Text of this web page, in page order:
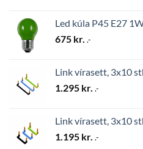
Led kúla P45 E27
675 kr. .-
Link vírasett, 3x10
1.295 kr. .-
Link vírasett, 3x10
1.195 kr. .-